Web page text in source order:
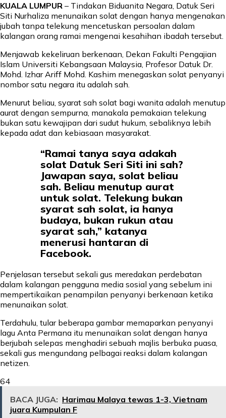
KUALA LUMPUR – Tindakan Biduanita Negara, Datuk Seri
Siti Nurhaliza menunaikan solat dengan hanya mengenakan
jubah tanpa telekung mencetuskan persoalan dalam
kalangan orang ramai mengenai kesahihan ibadah tersebut.
Menjawab kekeliruan berkenaan, Dekan Fakulti Pengajian
Islam Universiti Kebangsaan Malaysia, Profesor Datuk Dr.
Mohd. Izhar Ariff Mohd. Kashim menegaskan solat penyanyi
nombor satu negara itu adalah sah.
Menurut beliau, syarat sah solat bagi wanita adalah menutup
aurat dengan sempurna, manakala pemakaian telekung
bukan satu kewajipan dari sudut hukum, sebaliknya lebih
kepada adat dan kebiasaan masyarakat.
“Ramai tanya saya adakah
solat Datuk Seri Siti ini sah?
Jawapan saya, solat beliau
sah. Beliau menutup aurat
untuk solat. Telekung bukan
syarat sah solat, ia hanya
budaya, bukan rukun atau
syarat sah,” katanya
menerusi hantaran di
Facebook.
Penjelasan tersebut sekali gus meredakan perdebatan
dalam kalangan pengguna media sosial yang sebelum ini
mempertikaikan penampilan penyanyi berkenaan ketika
menunaikan solat.
Terdahulu, tular beberapa gambar memaparkan penyanyi
lagu Anta Permana itu menunaikan solat dengan hanya
berjubah selepas menghadiri sebuah majlis berbuka puasa,
sekali gus mengundang pelbagai reaksi dalam kalangan
netizen.
64
BACA JUGA: Harimau Malaya tewas 1-3, Vietnam
juara Kumpulan F